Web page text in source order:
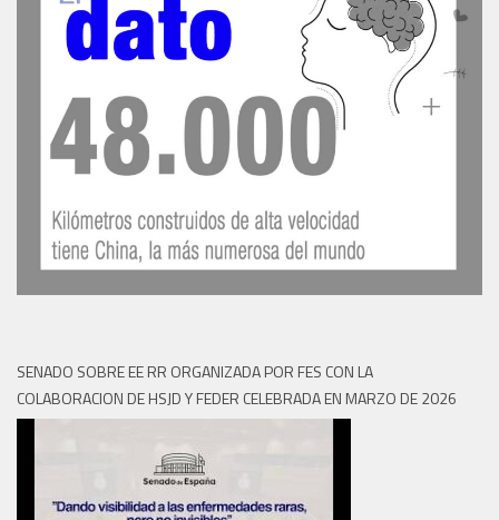
SENADO SOBRE EE RR ORGANIZADA POR FES CON LA
COLABORACION DE HSJD Y FEDER CELEBRADA EN MARZO DE 2026